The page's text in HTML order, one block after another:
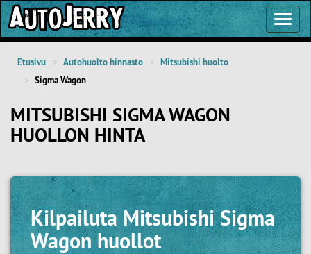
Etusivu Autohuolto hinnasto
Mitsubishi huolto
Sigma Wagon
MITSUBISHI SIGMA WAGON
HUOLLON HINTA
KilpailutaMitsubishi Sigma
Wagon huollot